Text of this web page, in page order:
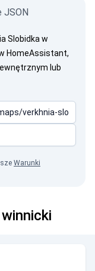
JSON
Slobidka w
HomeAssistant,
lub
Warunki